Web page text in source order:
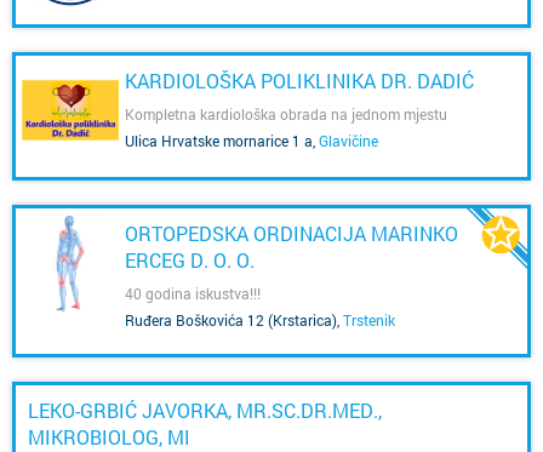
KARDIOLOŠKA POLIKLINIKA DR. DADIĆ
Kompletna kardiološka obrada na jednom mjestu
Ulica Hrvatske mornarice 1 a Glavičine
ORTOPEDSKA ORDINACIJA MARINKO
ERCEG D. O. O.
40 godina iskustva!!!
Ruđera Boškovića 12 (Krstarica) Trstenik
LEKO-GRBIĆ JAVORKA, MR.SC.DR.MED.,
MIKROBIOLOG, MI